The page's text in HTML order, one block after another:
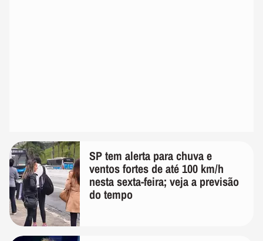
SP tem alerta para chuva e
ventos fortes de até 100 km/h
nesta sexta-feira; veja a previsão
do tempo